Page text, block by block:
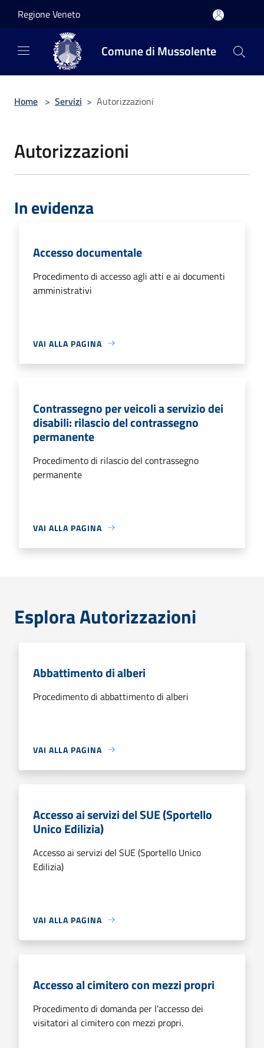
Regione Veneto
Comune di Mussolente
Home > Servizi > Autorizzazioni
Autorizzazioni
In evidenza
Accesso documentale
Procedimento di accesso agli atti e ai documenti
amministrativi
VAI ALLA PAGINA
Contrassegno per veicoli a servizio dei
disabili: rilascio del contrassegno
permanente
Procedimento di rilascio del contrassegno
permanente
VAI ALLA PAGINA
Esplora Autorizzazioni
Abbattimento di alberi
Procedimento di abbattimento di alberi
VAI ALLA PAGINA
Accesso ai servizi del SUE (Sportello
Unico Edilizia)
Accesso ai servizi del SUE (Sportello Unico
Edilizia)
VAI ALLA PAGINA
Accesso al cimitero con mezzi propri
Procedimento di domanda per l'accesso dei
visitatori al cimitero con mezzi propri.